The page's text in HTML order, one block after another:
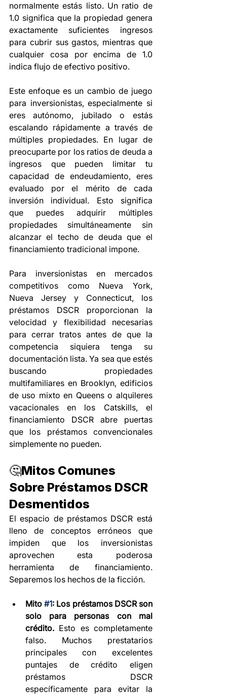
normalmente estás listo. Un ratio de
1.0 significa que la propiedad genera
exactamente suficientes ingresos
para cubrir sus gastos, mientras que
cualquier cosa por encima de 1.0
indica flujo de efectivo positivo.
Este enfoque es un cambio de juego
para inversionistas, especialmente si
eres autónomo, jubilado o estás
escalando rápidamente a través de
múltiples propiedades. En lugar de
preocuparte por los ratios de deuda a
ingresos que pueden limitar tu
capacidad de endeudamiento, eres
evaluado por el mérito de cada
inversión individual. Esto significa
que puedes adquirir múltiples
propiedades simultáneamente sin
alcanzar el techo de deuda que el
financiamiento tradicional impone.
Para inversionistas en mercados
competitivos como Nueva York,
Nueva Jersey y Connecticut, los
préstamos DSCR proporcionan la
velocidad y flexibilidad necesarias
para cerrar tratos antes de que la
competencia siquiera tenga su
documentación lista. Ya sea que estés
buscando propiedades
multifamiliares en Brooklyn, edificios
de uso mixto en Queens o alquileres
vacacionales en los Catskills, el
financiamiento DSCR abre puertas
que los préstamos convencionales
simplemente no pueden.
🤔Mitos Comunes
Sobre Préstamos DSCR
Desmentidos
El espacio de préstamos DSCR está
lleno de conceptos erróneos que
impiden que los inversionistas
aprovechen esta poderosa
herramienta de financiamiento.
Separemos los hechos de la ficción.
Mito #1: Los préstamos DSCR son
solo para personas con mal
crédito. Esto es completamente
falso. Muchos prestatarios
principales con excelentes
puntajes de crédito eligen
préstamos DSCR
específicamente para evitar la